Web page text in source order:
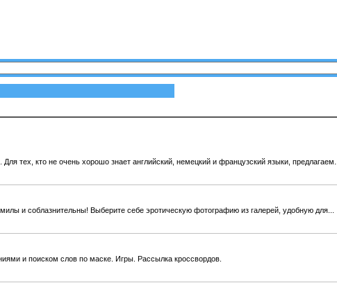
тех, кто не очень хорошо знает английский, немецкий и французский языки, предлагаем...
и соблазнительны! Выберите себе эротическую фотографию из галерей, удобную для...
и поиском слов по маске. Игры. Рассылка кроссвордов.